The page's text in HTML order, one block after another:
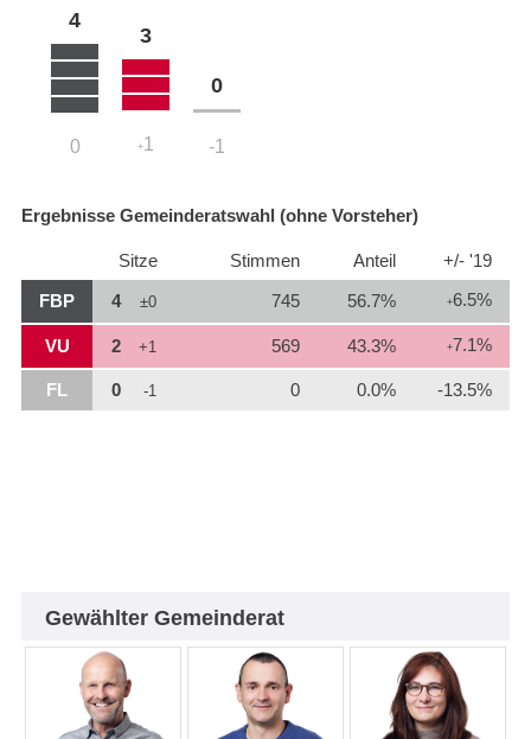
4
0
3
+1
0
-1
Ergebnisse Gemeinderatswahl (ohne Vorsteher)
Sitze Stimmen Anteil
+/- '19
FBP
4 ±0 745 56.7% +6.5%
VU 2 +1 569 43.3% +7.1%
FL 0 -1 0 0.0% -13.5%
Gewählter Gemeinderat